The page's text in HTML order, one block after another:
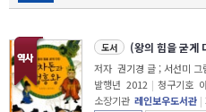
도서 (왕의 힘을 굳게
저자 권기경 글 ; 서선미 그
발행년 2012 | 청구기호
소장기관 레인보우도서관 |